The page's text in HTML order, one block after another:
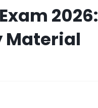
2026:
Material